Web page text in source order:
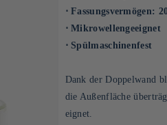
⋅ Fassungsvermögen:
⋅ Mikrowellengeeignet
⋅ Spülmaschinenfest
Dank der Doppelwand
die Außenfläche
eignet.